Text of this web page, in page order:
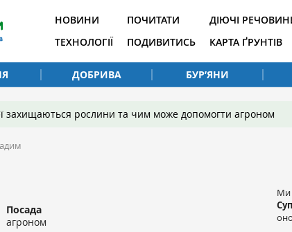
НОВИНИ
ТЕХНОЛОГІЇ
ПОЧИТАТИ
ПОДИВИТИСЬ
ДІЮЧІ
КАРТА ҐРУНТІВ
ДОБРИВА БУР’ЯНИ
захищаються рослини та чим може допомогти агроном
Посада
агроном
Ми